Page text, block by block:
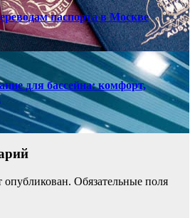
паспорта в Москве
для бассейна: комфорт,
опубликован. Обязательные поля